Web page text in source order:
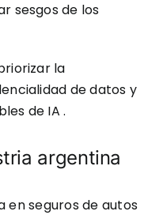
sesgos de los
la
de datos y
de IA .
argentina
en seguros de autos